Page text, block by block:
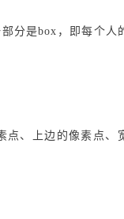
分是box，即每个人
、上边的像素点、